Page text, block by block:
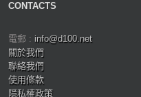
CONTACTS
電郵 : info@d100.net
關於我們
聯絡我們
使用條款
隱私權政策